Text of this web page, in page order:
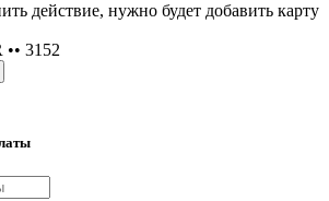
действие, нужно будет добавить карту
3152